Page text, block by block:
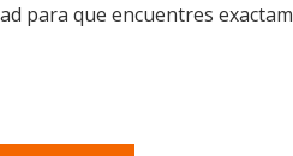
para que encuentres